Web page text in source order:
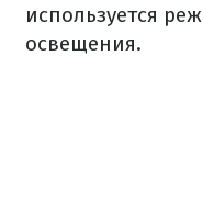
используется
освещения.